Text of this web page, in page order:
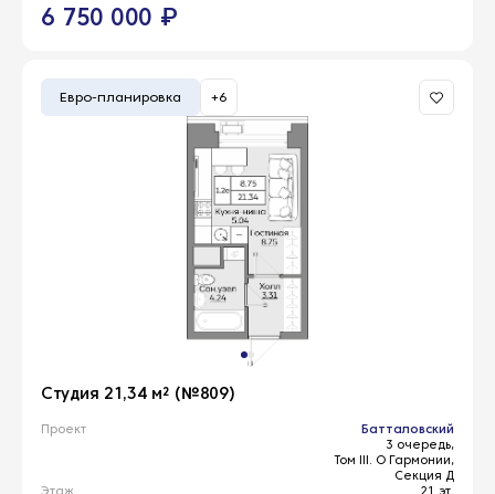
6 750 000 ₽
Евро-планировка +6
Студия 21,34 м² (№809)
Проект
Батталовский
3 очередь,
Том III. О Гармонии,
Секция Д
Этаж
21 эт.